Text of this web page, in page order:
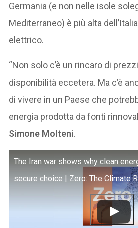
Germania (e non nelle isole
Mediterraneo) è più alta
elettrico.
“Non solo c’è un rincaro di
disponibilità eccetera. Ma c’è
di vivere in un Paese che
energia prodotta da fonti
Simone Molteni.
The Iran war shows why clean
secure choice | Zero: The Climate